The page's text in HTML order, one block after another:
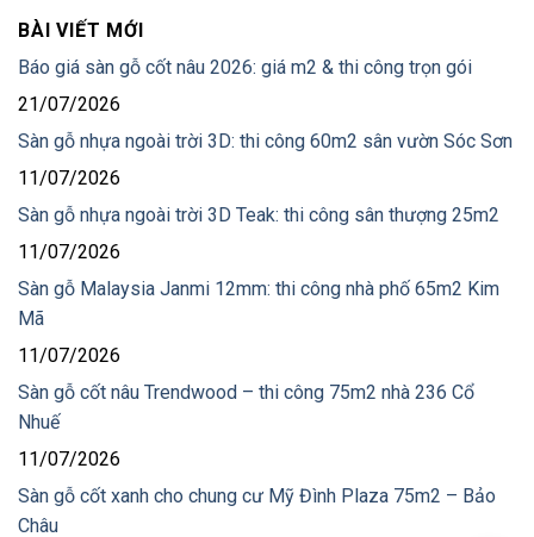
BÀI VIẾT MỚI
Báo giá sàn gỗ cốt nâu 2026: giá m2 & thi công trọn gói
21/07/2026
Sàn gỗ nhựa ngoài trời 3D: thi công 60m2 sân vườn Sóc Sơn
11/07/2026
Sàn gỗ nhựa ngoài trời 3D Teak: thi công sân thượng 25m2
11/07/2026
Sàn gỗ Malaysia Janmi 12mm: thi công nhà phố 65m2 Kim
Mã
11/07/2026
Sàn gỗ cốt nâu Trendwood – thi công 75m2 nhà 236 Cổ
Nhuế
11/07/2026
Sàn gỗ cốt xanh cho chung cư Mỹ Đình Plaza 75m2 – Bảo
Châu